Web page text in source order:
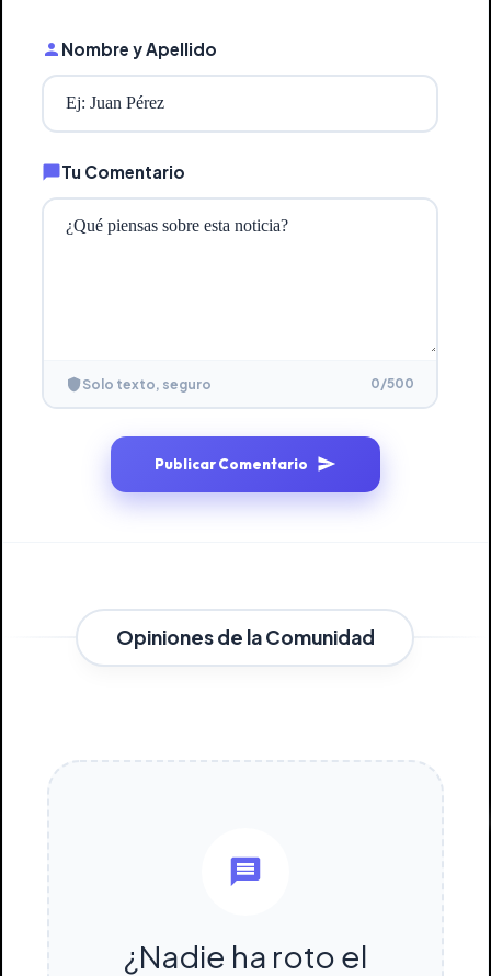
Nombre y Apellido
Tu Comentario
Solo texto, seguro 0/500
Publicar Comentario
Opiniones de la Comunidad
¿Nadie ha roto el